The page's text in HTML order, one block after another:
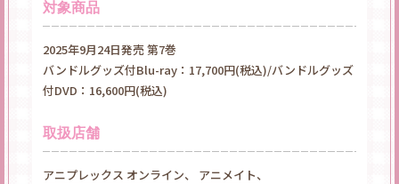
対象商品
2025年9月24日発売 第7巻
バンドルグッズ付Blu-ray：17,700円(税込)/バンドルグッズ
付DVD：16,600円(税込)
取扱店舗
アニプレックス オンライン、 アニメイト、